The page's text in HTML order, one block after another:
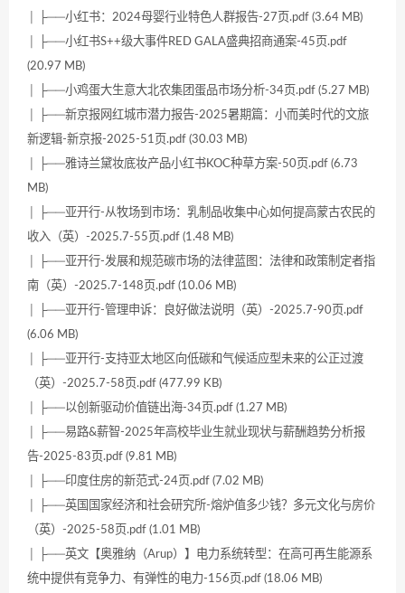
│ ├──小红书：2024母婴行业特色人群报告-27页.pdf (3.64 MB)
│ ├──小红书S++级大事件RED GALA盛典招商通案-45页.pdf
(20.97 MB)
│ ├──小鸡蛋大生意大北农集团蛋品市场分析-34页.pdf (5.27 MB)
│ ├──新京报网红城市潜力报告-2025暑期篇：小而美时代的文旅
新逻辑-新京报-2025-51页.pdf (30.03 MB)
│ ├──雅诗兰黛妆底妆产品小红书KOC种草方案-50页.pdf (6.73
MB)
│ ├──亚开行-从牧场到市场：乳制品收集中心如何提高蒙古农民的
收入（英）-2025.7-55页.pdf (1.48 MB)
│ ├──亚开行-发展和规范碳市场的法律蓝图：法律和政策制定者指
南（英）-2025.7-148页.pdf (10.06 MB)
│ ├──亚开行-管理申诉：良好做法说明（英）-2025.7-90页.pdf
(6.06 MB)
│ ├──亚开行-支持亚太地区向低碳和气候适应型未来的公正过渡
（英）-2025.7-58页.pdf (477.99 KB)
│ ├──以创新驱动价值链出海-34页.pdf (1.27 MB)
│ ├──易路&薪智-2025年高校毕业生就业现状与薪酬趋势分析报
告-2025-83页.pdf (9.81 MB)
│ ├──印度住房的新范式-24页.pdf (7.02 MB)
│ ├──英国国家经济和社会研究所-熔炉值多少钱？多元文化与房价
（英）-2025-58页.pdf (1.01 MB)
│ ├──英文【奥雅纳（Arup）】电力系统转型：在高可再生能源系
统中提供有竞争力、有弹性的电力-156页.pdf (18.06 MB)